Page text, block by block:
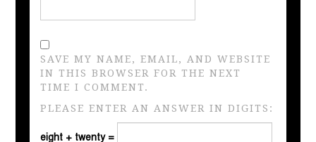
SAVE MY NAME, EMAIL, AND WEBSITE
IN THIS BROWSER FOR THE NEXT
TIME I COMMENT.
PLEASE ENTER AN ANSWER IN DIGITS:
eight + twenty =